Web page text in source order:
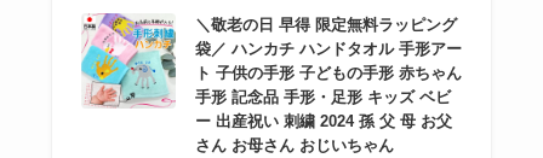
＼敬老の日 早得 限定無料ラッピング
袋／ ハンカチ ハンドタオル 手形アー
ト 子供の手形 子どもの手形 赤ちゃん
手形 記念品 手形・足形 キッズ ベビ
ー 出産祝い 刺繍 2024 孫 父 母 お父
さん お母さん おじいちゃん